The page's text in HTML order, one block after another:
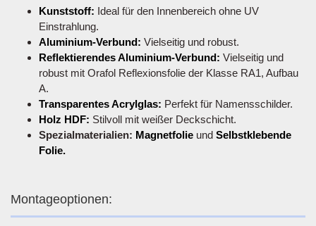
Kunststoff: Ideal für den Innenbereich ohne UV
Einstrahlung.
Aluminium-Verbund: Vielseitig und robust.
Reflektierendes Aluminium-Verbund: Vielseitig und
robust mit Orafol Reflexionsfolie der Klasse RA1, Aufbau
A.
Transparentes Acrylglas: Perfekt für Namensschilder.
Holz HDF: Stilvoll mit weißer Deckschicht.
Spezialmaterialien: Magnetfolie und Selbstklebende
Folie.
Montageoptionen: